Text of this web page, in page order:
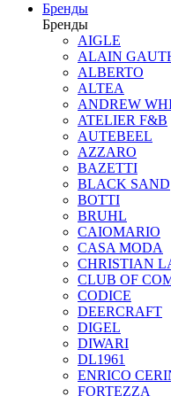
Бренды
Бренды
AIGLE
ALAIN
ALBERTO
ALTEA
ANDREW
ATELIER F&B
AUTEBEEL
AZZARO
BAZETTI
BLACK SAND
BOTTI
BRUHL
CAIOMARIO
CASA MODA
CHRISTIAN
CLUB OF
CODICE
DEERCRAFT
DIGEL
DIWARI
DL1961
ENRICO
FORTEZZA